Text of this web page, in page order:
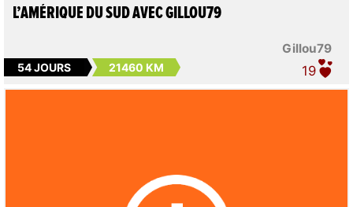
Gillou79
L’AMÉRIQUE DU SUD AVEC GILLOU79
54 JOURS 21460 KM 19